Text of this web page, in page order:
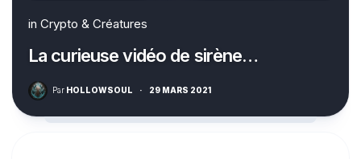
in Crypto & Créatures
La curieuse vidéo de sirène…
Par HOLLOWSOUL · 29 MARS 2021